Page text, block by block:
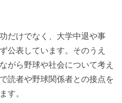
だけでなく、大学中退や事
公表しています。そのうえ
がら野球や社会について考え
読者や野球関係者との接点を
す。